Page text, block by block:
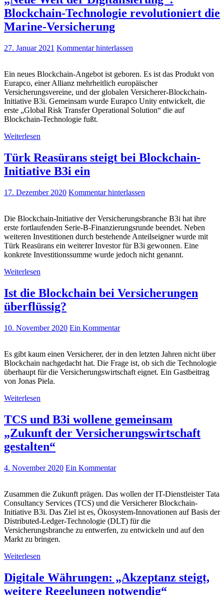
Blockchain-Technologie revolutioniert die
Marine-Versicherung
27. Januar 2021 Kommentar hinterlassen
Ein neues Blockchain-Angebot ist geboren. Es ist das Produkt von
Eurapco, einer Allianz mehrheitlich europäischer
Versicherungsvereine, und der globalen Versicherer-Blockchain-
Initiative B3i. Gemeinsam wurde Eurapco Unity entwickelt, die
erste „Global Risk Transfer Operational Solution“ die auf
Blockchain-Technologie fußt.
Weiterlesen
Türk Reasürans steigt bei Blockchain-
Initiative B3i ein
17. Dezember 2020 Kommentar hinterlassen
Die Blockchain-Initiative der Versicherungsbranche B3i hat ihre
erste fortlaufenden Serie-B-Finanzierungsrunde beendet. Neben
weiteren Investitionen durch bestehende Anteilseigner wurde mit
Türk Reasürans ein weiterer Investor für B3i gewonnen. Eine
konkrete Investitionssumme wurde jedoch nicht genannt.
Weiterlesen
Ist die Blockchain bei Versicherungen
überflüssig?
10. November 2020 Ein Kommentar
Es gibt kaum einen Versicherer, der in den letzten Jahren nicht über
Blockchain nachgedacht hat. Die Frage ist, ob sich die Technologie
überhaupt für die Versicherungswirtschaft eignet. Ein Gastbeitrag
von Jonas Piela.
Weiterlesen
TCS und B3i wollene gemeinsam
„Zukunft der Versicherungswirtschaft
gestalten“
4. November 2020 Ein Kommentar
Zusammen die Zukunft prägen. Das wollen der IT-Dienstleister Tata
Consultancy Services (TCS) und die Versicherer Blockchain-
Initiative B3i. Das Ziel ist es, Ökosystem-Innovationen auf Basis der
Distributed-Ledger-Technologie (DLT) für die
Versicherungsbranche zu entwerfen, zu entwickeln und auf den
Markt zu bringen.
Weiterlesen
Digitale Währungen: „Akzeptanz steigt,
weitere Regelungen notwendig“